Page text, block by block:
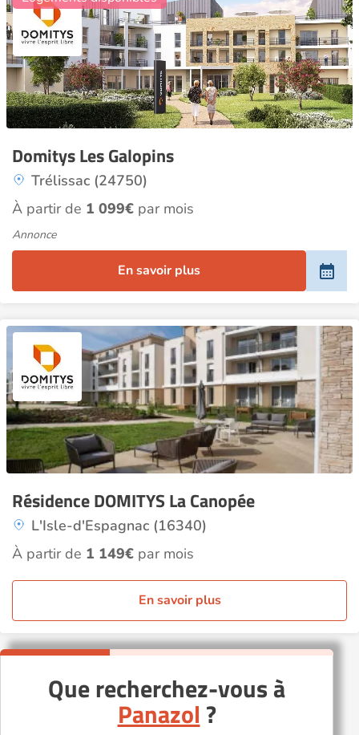
Domitys Les Galopins
Trélissac (24750)
À partir de 1 099€ par mois
Annonce
En savoir plus
Résidence DOMITYS La Canopée
L'Isle-d'Espagnac (16340)
À partir de 1 149€ par mois
En savoir plus
Que recherchez-vous à
Panazol ?